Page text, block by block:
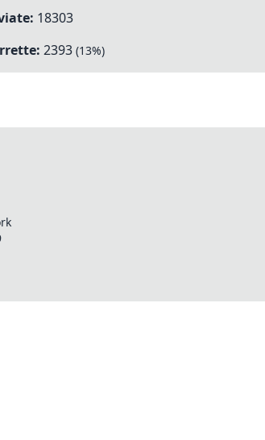
18303
2393 (13%)